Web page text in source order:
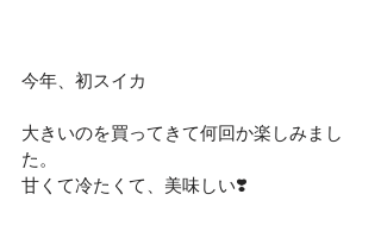
今年、初スイカ
大きいのを買ってきて何回か楽しみまし
た。
甘くて冷たくて、美味しい❣️